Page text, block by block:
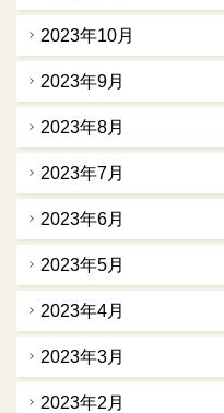
2023年10月
2023年9月
2023年8月
2023年7月
2023年6月
2023年5月
2023年4月
2023年3月
2023年2月